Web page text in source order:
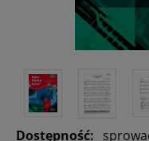
Dostępność: